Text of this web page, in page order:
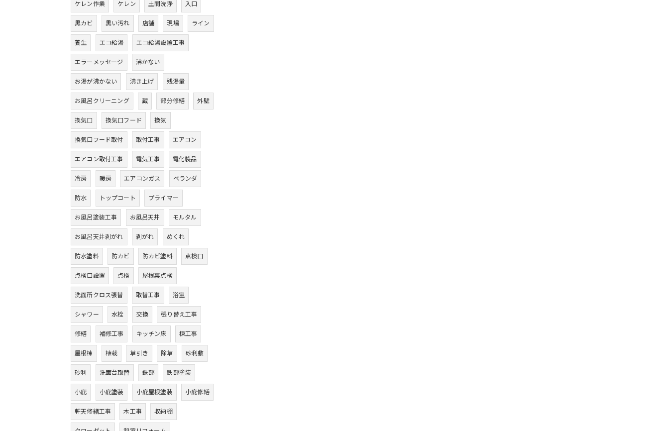
ケレン作業 ケレン 土間洗浄 入口
黒カビ 黒い汚れ 店舗 現場 ライン
養生 エコ給湯 エコ給湯設置工事
エラーメッセージ 沸かない
お湯が沸かない 沸き上げ 残湯量
お風呂クリーニング 蔵 部分修繕 外壁
換気口 換気口フード 換気
換気口フード取付 取付工事 エアコン
エアコン取付工事 電気工事 電化製品
冷房 暖房 エアコンガス ベランダ
防水 トップコート プライマー
お風呂塗装工事 お風呂天井 モルタル
お風呂天井剥がれ 剥がれ めくれ
防水塗料 防カビ 防カビ塗料 点検口
点検口設置 点検 屋根裏点検
洗面所クロス張替 取替工事 浴室
シャワー 水栓 交換 張り替え工事
修繕 補修工事 キッチン床 棟工事
屋根棟 植栽 草引き 除草 砂利敷
砂利 洗面台取替 鉄部 鉄部塗装
小庇 小庇塗装 小庇屋根塗装 小庇修繕
軒天修繕工事 木工事 収納棚